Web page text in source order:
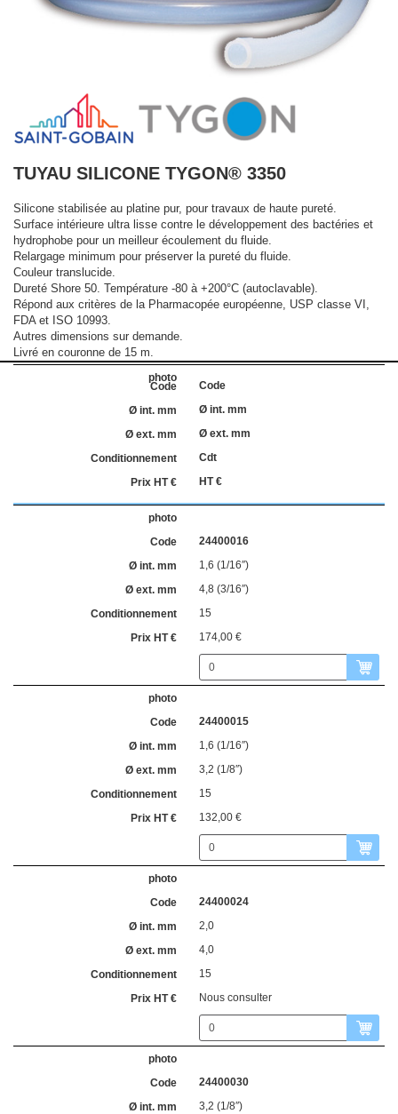
TUYAU SILICONE TYGON® 3350
Silicone stabilisée au platine pur, pour travaux de haute pureté.
Surface intérieure ultra lisse contre le développement des bactéries et
hydrophobe pour un meilleur écoulement du fluide.
Relargage minimum pour préserver la pureté du fluide.
Couleur translucide.
Dureté Shore 50. Température -80 à +200°C (autoclavable).
Répond aux critères de la Pharmacopée européenne, USP classe VI,
FDA et ISO 10993.
Autres dimensions sur demande.
Livré en couronne de 15 m.
Code
Ø int. mm
Ø ext. mm
Cdt
HT €
24400016
1,6 (1/16″)
4,8 (3/16″)
15
174,00 €
24400015
1,6 (1/16″)
3,2 (1/8″)
15
132,00 €
24400024
2,0
4,0
15
Nous consulter
24400030
3,2 (1/8″)